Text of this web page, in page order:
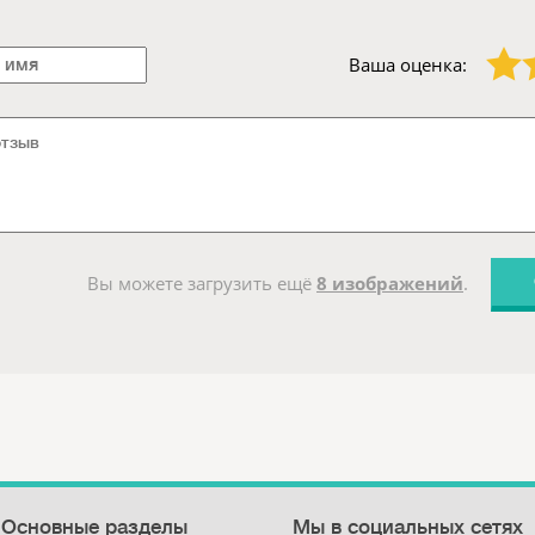
Ваша оценка:
Вы можете загрузить ещё 8 изображений.
Основные разделы Мы в социальных сетях